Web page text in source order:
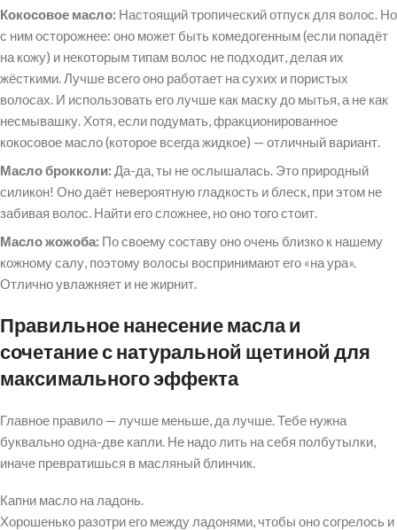
Кокосовое масло: Настоящий тропический отпуск для волос. Но
с ним осторожнее: оно может быть комедогенным (если попадёт
на кожу) и некоторым типам волос не подходит, делая их
жёсткими. Лучше всего оно работает на сухих и пористых
волосах. И использовать его лучше как маску до мытья, а не как
несмывашку. Хотя, если подумать, фракционированное
кокосовое масло (которое всегда жидкое) — отличный вариант.
Масло брокколи: Да-да, ты не ослышалась. Это природный
силикон! Оно даёт невероятную гладкость и блеск, при этом не
забивая волос. Найти его сложнее, но оно того стоит.
Масло жожоба: По своему составу оно очень близко к нашему
кожному салу, поэтому волосы воспринимают его «на ура».
Отлично увлажняет и не жирнит.
Правильное нанесение масла и
сочетание с натуральной щетиной для
максимального эффекта
Главное правило — лучше меньше, да лучше. Тебе нужна
буквально одна-две капли. Не надо лить на себя полбутылки,
иначе превратишься в масляный блинчик.
Капни масло на ладонь.
Хорошенько разотри его между ладонями, чтобы оно согрелось и